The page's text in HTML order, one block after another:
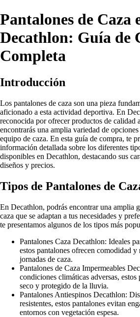
Pantalones de Caza
Decathlon: Guía de
Completa
Introducción
Los pantalones de caza son una pieza
aficionado a esta actividad deportiva. En
reconocida por ofrecer productos de calidad
encontrarás una amplia variedad de
equipo de caza. En esta guía de compra, te
información detallada sobre los diferentes
disponibles en Decathlon, destacando sus
diseños y precios.
Tipos de Pantalones de
En Decathlon, podrás encontrar una amplia
caza que se adaptan a tus necesidades y
te presentamos algunos de los tipos más
Pantalones Caza Decathlon: Ideales
estos pantalones ofrecen comodidad y
jornadas de caza.
Pantalones de Caza Impermeables
condiciones climáticas adversas, estos
seco y protegido de la lluvia.
Pantalones Antiespinos Decathlon:
resistentes, estos pantalones evitan
entornos con vegetación espesa.